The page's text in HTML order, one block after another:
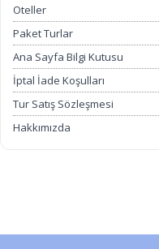
Oteller
Paket Turlar
Ana Sayfa Bilgi Kutusu
İptal İade Koşulları
Tur Satış Sözleşmesi
Hakkımızda